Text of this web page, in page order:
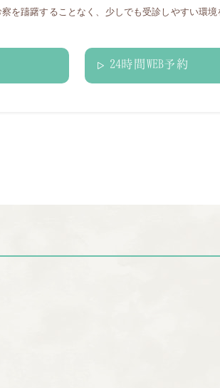
を躊躇することなく、少しでも受診しやすい環
24時間WEB予約